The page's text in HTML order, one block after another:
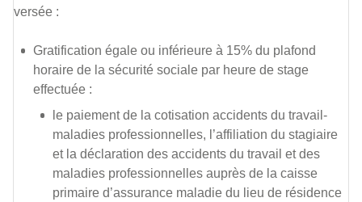
versée :
Gratification égale ou inférieure à 15% du plafond
horaire de la sécurité sociale par heure de stage
effectuée :
le paiement de la cotisation accidents du travail-
maladies professionnelles, l’affiliation du stagiaire
et la déclaration des accidents du travail et des
maladies professionnelles auprès de la caisse
primaire d’assurance maladie du lieu de résidence